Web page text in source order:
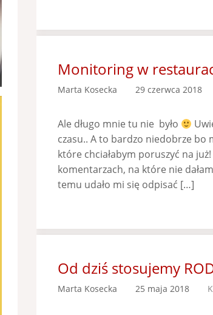
Monitoring w
Marta Kosecka 29 czerwca 2018
Ale długo mnie tu nie było
czasu.. A to bardzo niedobrze bo
które chciałabym poruszyć na
komentarzach, na które nie
temu udało mi się odpisać […]
Od dziś stosujemy
Marta Kosecka 25 maja 2018